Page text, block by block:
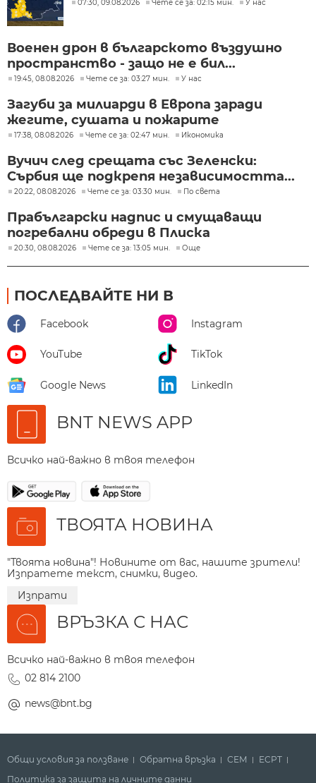
07:30, 09.08.2026 Чете се за: 02:15 мин. У нас
Военен дрон в българското въздушно
пространство - защо не е бил...
19:45, 08.08.2026 Чете се за: 03:27 мин. У нас
Загуби за милиарди в Европа заради
жегите, сушата и пожарите
17:38, 08.08.2026 Чете се за: 02:47 мин. Икономика
Вучич след срещата със Зеленски:
Сърбия ще подкрепя независимостта...
20:22, 08.08.2026 Чете се за: 03:30 мин. По света
Прабългарски надпис и смущаващи
погребални обреди в Плиска
20:30, 08.08.2026 Чете се за: 13:05 мин. Още
ПОСЛЕДВАЙТЕ НИ В
Facebook Instagram
YouTube TikTok
Google News LinkedIn
BNT NEWS APP
Всичко най-важно в твоя телефон
ТВОЯТА НОВИНА
"Твоята новина"! Новините от вас, нашите зрители!
Изпратете текст, снимки, видео.
Изпрати
ВРЪЗКА С НАС
Всичко най-важно в твоя телефон
02 814 2100
news@bnt.bg
Общи условия за ползване Обратна връзка СЕМ
ECPT
Политика за защита на личните данни